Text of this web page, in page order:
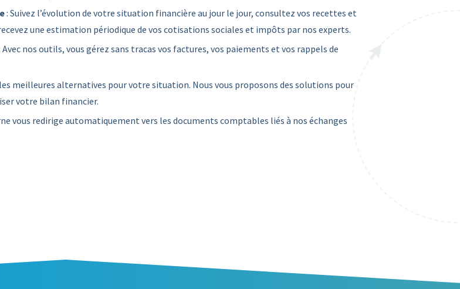
: Suivez l’évolution de votre situation financière au jour le jour, consultez vos recettes et
une estimation périodique de vos cotisations sociales et impôts par nos experts.
Avec nos outils, vous gérez sans tracas vos factures, vos paiements et vos rappels de
meilleures alternatives pour votre situation. Nous vous proposons des solutions pour
votre bilan financier.
vous redirige automatiquement vers les documents comptables liés à nos échanges